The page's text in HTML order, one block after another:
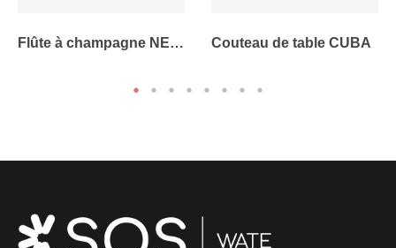
Flûte à champagne NEW
Couteau de table CUBA